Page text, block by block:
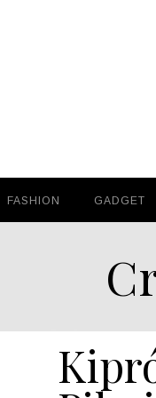
FASHION
FASHION GADGET
GADGET